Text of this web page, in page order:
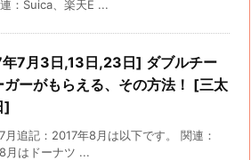
：Suica、楽天E ...
7月3日,13日,23日] ダブルチー
ガーがもらえる、その方法！ [三太
]
月追記：2017年8月は以下です。 関連：
月はドーナツ ...